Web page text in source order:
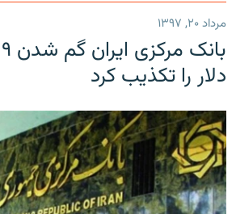
مرداد ۲۰, ۱۳۹۷
دلار را تکذیب کرد